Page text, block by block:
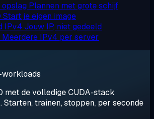
Plannen met grote schijf
Start je eigen image
IPv4 Jouw IP, niet gedeeld
Meerdere IPv4 per server
workloads
met de volledige CUDA-stack
trainen, stoppen, per seconde